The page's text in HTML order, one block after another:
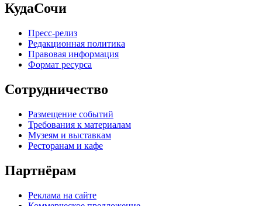
КудаСочи
Пресс-релиз
Редакционная политика
Правовая информация
Формат ресурса
Сотрудничество
Размещение событий
Требования к материалам
Музеям и выставкам
Ресторанам и кафе
Партнёрам
Реклама на сайте